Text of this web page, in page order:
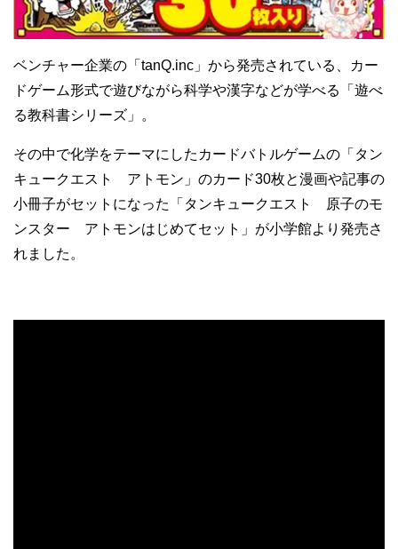
ベンチャー企業の「tanQ.inc」から発売されている、カー
ドゲーム形式で遊びながら科学や漢字などが学べる「遊べ
る教科書シリーズ」。
その中で化学をテーマにしたカードバトルゲームの「タン
キュークエスト アトモン」のカード30枚と漫画や記事の
小冊子がセットになった「タンキュークエスト 原子のモ
ンスター アトモンはじめてセット」が小学館より発売さ
れました。